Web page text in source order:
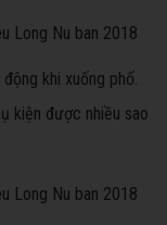
khi xuống phố.
kiện được nhiều sao